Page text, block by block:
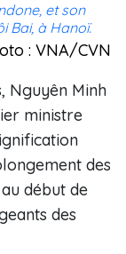
et son
Bai, à Hanoï.
: VNA/CVN
Nguyên Minh
ministre
des
début de
des